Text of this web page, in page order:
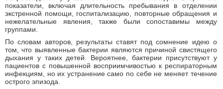
показатели, включая длительность пребывания в отделении
экстренной помощи, госпитализацию, повторные обращения и
нежелательные явления, также были сопоставимы между
группами.
По словам авторов, результаты ставят под сомнение идею о
том, что выявленные бактерии являются причиной свистящего
дыхания у таких детей. Вероятнее, бактерии присутствуют у
пациентов с повышенной восприимчивостью к респираторным
инфекциям, но их устранение само по себе не меняет течение
острого эпизода.